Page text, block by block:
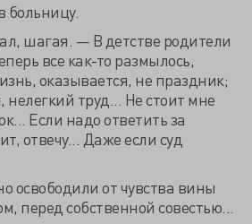
больницу.
шагая. — В детстве родители
все как-то размылось,
оказывается, не праздник;
нелегкий труд... Не стоит мне
Если надо ответить за
отвечу... Даже если суд
освободили от чувства вины
перед собственной совестью...